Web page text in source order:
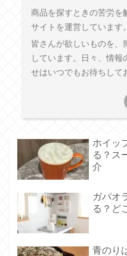
商品を探すときの苦労を
サイトを運営しています。
皆さんが欲しいものを、
しています。日々、情
せはいつでもお待ちして
ホイッ
る？ス
介
ガパオ
る？ど
青のり